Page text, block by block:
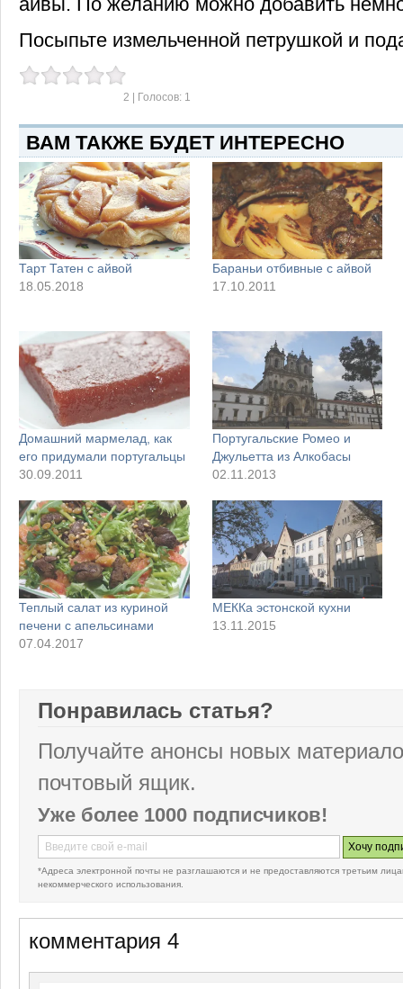
Посыпьте измельченной петрушкой и
2 | Голосов: 1
ВАМ ТАКЖЕ БУДЕТ ИНТЕРЕСНО
Тарт Татен с айвой
18.05.2018
Бараньи отбивные с айвой
17.10.2011
Домашний мармелад, как
его придумали португальцы
30.09.2011
Португальские Ромео и
Джульетта из Алкобасы
02.11.2013
Теплый салат из куриной
печени с апельсинами
07.04.2017
МЕККа эстонской кухни
13.11.2015
Понравилась статья?
Получайте анонсы новых
почтовый ящик.
Уже более 1000 подписчиков!
*Адреса электронной почты не разглашаются и не предоставляются третьим
некоммерческого использования.
комментария 4